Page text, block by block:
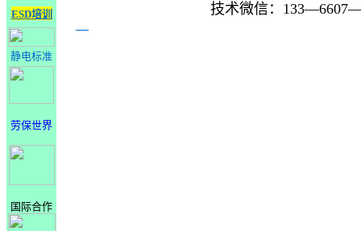
ESD培训
静电标准
劳保世界
国际合作
技术微信：